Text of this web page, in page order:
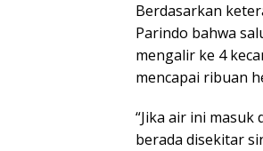
Berdasarkan
Parindo bahwa
mengalir ke 4
mencapai ribuan
“Jika air ini
berada disekitar